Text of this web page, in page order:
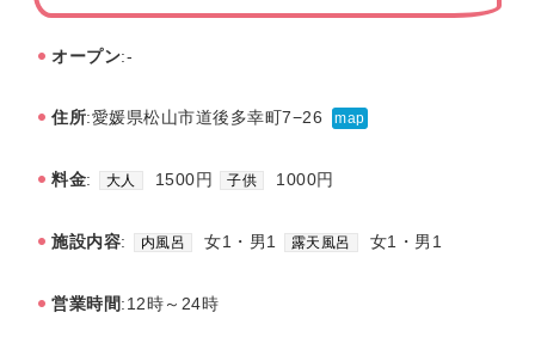
オープン:-
住所:愛媛県松山市道後多幸町7−26 map
料金: 大人 1500円 子供 1000円
施設内容: 内風呂 女1・男1 露天風呂 女1・男1
営業時間:12時～24時